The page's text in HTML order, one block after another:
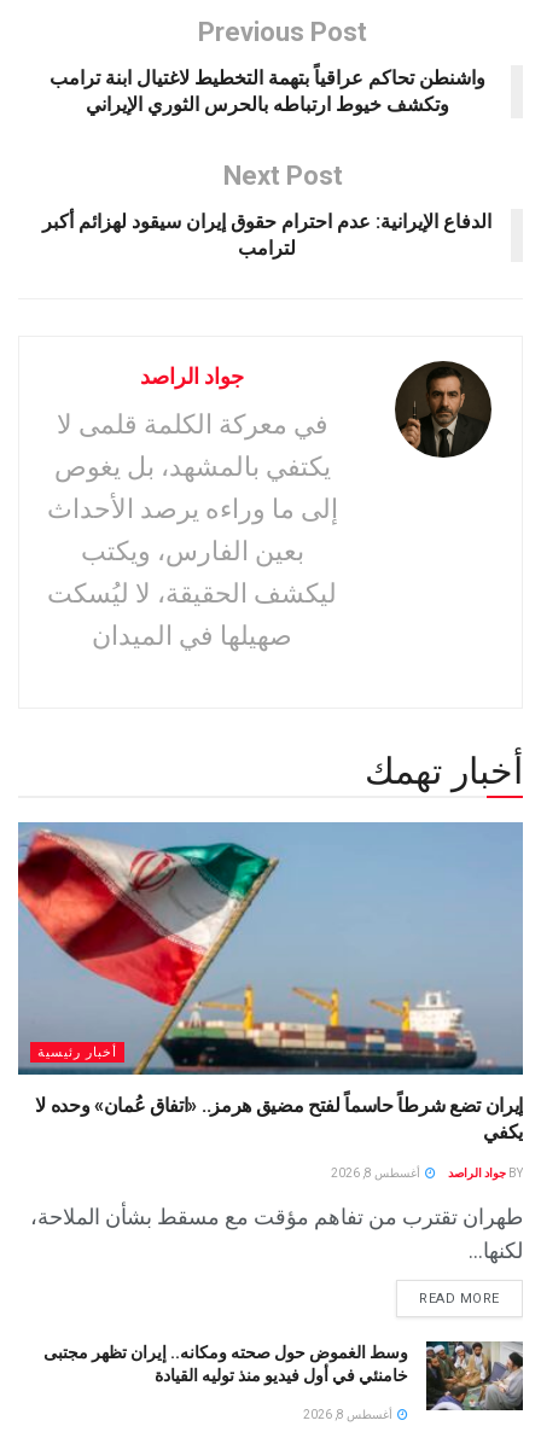
Previous Post
واشنطن تحاكم عراقياً بتهمة التخطيط لاغتيال ابنة ترامب
وتكشف خيوط ارتباطه بالحرس الثوري الإيراني
Next Post
الدفاع الإيرانية: عدم احترام حقوق إيران سيقود لهزائم أكبر
لترامب
جواد الراصد
في معركة الكلمة قلمى لا
يكتفي بالمشهد، بل يغوص
إلى ما وراءه يرصد الأحداث
بعين الفارس، ويكتب
ليكشف الحقيقة، لا ليُسكت
صهيلها في الميدان
أخبار تهمك
أخبار رئيسية
إيران تضع شرطاً حاسماً لفتح مضيق هرمز.. «اتفاق عُمان» وحده لا
يكفي
BY جواد الراصد أغسطس 8, 2026
طهران تقترب من تفاهم مؤقت مع مسقط بشأن الملاحة،
لكنها...
READ MORE
وسط الغموض حول صحته ومكانه.. إيران تظهر مجتبى
خامنئي في أول فيديو منذ توليه القيادة
أغسطس 8, 2026